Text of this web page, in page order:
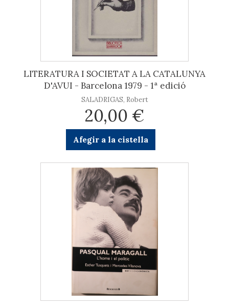
LITERATURA I SOCIETAT A LA CATALUNYA
D'AVUI - Barcelona 1979 - 1ª edició
SALADRIGAS, Robert
20,00 €
Afegir a la cistella